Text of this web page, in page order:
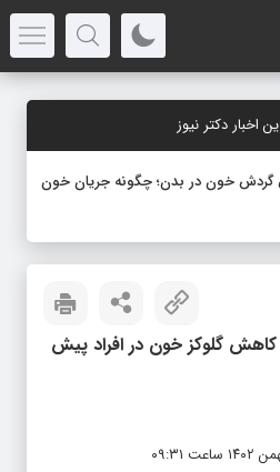
اخبار دکتر نیوز
گردش خون در بدن؛ چگونه جریان خون
گلوکز خون در افراد پیش